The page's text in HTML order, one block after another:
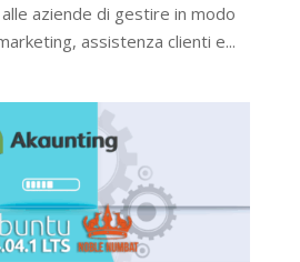
aziende di gestire in modo
assistenza clienti e...